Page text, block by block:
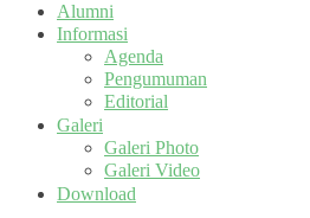
Alumni
Informasi
Agenda
Pengumuman
Editorial
Galeri
Galeri Photo
Galeri Video
Download